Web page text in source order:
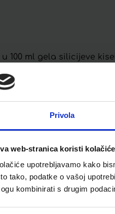
Privola
web-stranica koristi kolačiće
upotrebljavamo kako
tako, podatke o vašoj
kombinirati s drugim
100 ml gela silicijeve
(E 200), natrijev
koja je spoj
i vrlo reaktivna
svog apsorpcijskog
tvari te
može vezati